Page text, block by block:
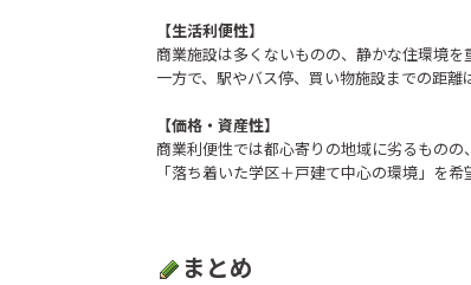
【生活利便性】
商業施設は多くないものの、静かな住環境を
一方で、駅やバス停、買い物施設までの距
【価格・資産性】
商業利便性では都心寄りの地域に劣るもの
「落ち着いた学区＋戸建て中心の環境」を
まとめ